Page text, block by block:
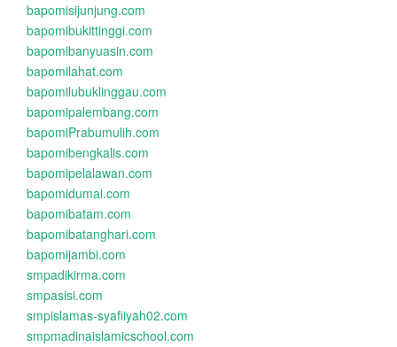
bapomisijunjung.com
bapomibukittinggi.com
bapomibanyuasin.com
bapomilahat.com
bapomilubuklinggau.com
bapomipalembang.com
bapomiPrabumulih.com
bapomibengkalis.com
bapomipelalawan.com
bapomidumai.com
bapomibatam.com
bapomibatanghari.com
bapomijambi.com
smpadikirma.com
smpasisi.com
smpislamas-syafiiyah02.com
smpmadinaislamicschool.com